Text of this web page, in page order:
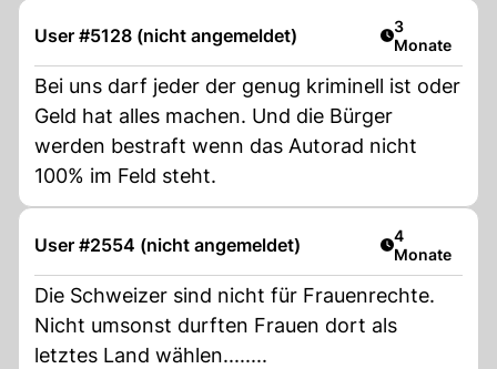
User #5128 (nicht angemeldet) Artikel
3
Monate
Bei uns darf jeder der genug kriminell ist oder
Geld hat alles machen. Und die Bürger
werden bestraft wenn das Autorad nicht
100% im Feld steht.
User #2554 (nicht angemeldet) Artikel
4
Monate
Die Schweizer sind nicht für Frauenrechte.
Nicht umsonst durften Frauen dort als
letztes Land wählen........